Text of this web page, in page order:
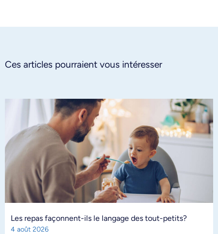
Ces articles pourraient vous intéresser
Les repas façonnent-ils le langage des tout-petits?
4 août 2026